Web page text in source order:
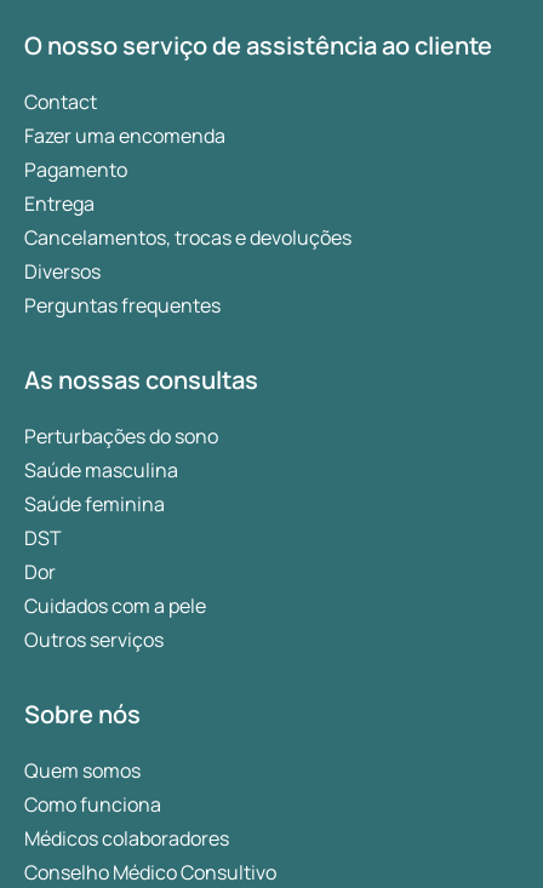
responsabilidade e na vulnerabilidade, são
afetada pela DE. Continue a ler para obter
informações e soluções práticas para
enfrentar estes desafios em conjunto.
O nosso serviço de assistência ao cliente
Contact
Fazer uma encomenda
Pagamento
Entrega
Cancelamentos, trocas e devoluções
Diversos
Perguntas frequentes
As nossas consultas
Perturbações do sono
Saúde masculina
Saúde feminina
DST
Dor
Cuidados com a pele
Outros serviços
Sobre nós
Quem somos
Como funciona
Médicos colaboradores
Conselho Médico Consultivo